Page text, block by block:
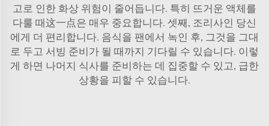
고로 인한 화상 위험이 줄어듭니다. 특히 뜨거운 액체를
다룰 때这一点은 매우 중요합니다. 셋째, 조리사인 당신
에게 더 편리합니다. 음식을 팬에서 녹인 후, 그것을 그대
로 두고 서빙 준비가 될 때까지 기다릴 수 있습니다. 이렇
게 하면 나머지 식사를 준비하는 데 집중할 수 있고, 급한
상황을 피할 수 있습니다.